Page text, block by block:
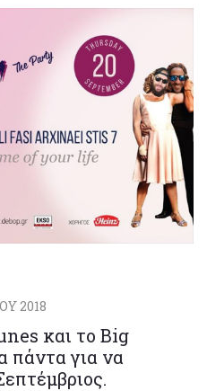
2018
και το Big
πάντα για να